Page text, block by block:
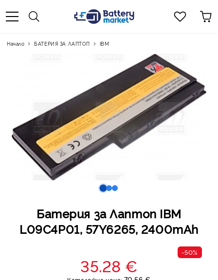
Начало БАТЕРИЯ ЗА ЛАПТОП IBM
Батерия за Лаптоп IBM
L09C4P01, 57Y6265, 2400mAh
-50%
35.28 €